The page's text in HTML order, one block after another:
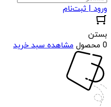
ورود | ثبت‌نام
بستن
0 محصول
مشاهده سبد خرید